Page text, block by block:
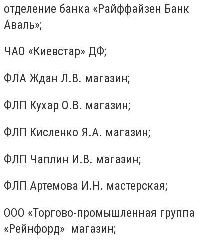
отделение банка «Райффайзен Банк
Аваль»;
ЧАО «Киевстар» ДФ;
ФЛА Ждан Л.В. магазин;
ФЛП Кухар О.В. магазин;
ФЛП Кисленко Я.А. магазин;
ФЛП Чаплин И.В. магазин;
ФЛП Артемова И.Н. мастерская;
ООО «Торгово-промышленная группа
«Рейнфорд» магазин;